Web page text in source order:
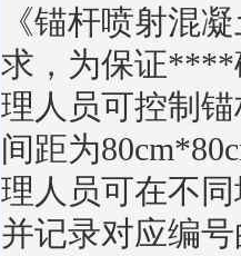
《锚杆喷射混
求，为保证****
理人员可控制
间距为
理人员可在不
并记录对应编